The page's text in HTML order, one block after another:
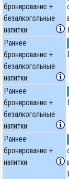
бронирование +
безалкогольные
напитки
Раннее
бронирование +
безалкогольные
напитки
Раннее
бронирование +
безалкогольные
напитки
Раннее
бронирование +
напитки